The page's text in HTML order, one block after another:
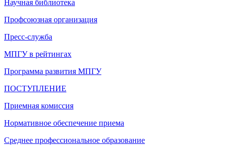
Научная библиотека
Профсоюзная организация
Пресс-служба
МПГУ в рейтингах
Программа развития МПГУ
ПОСТУПЛЕНИЕ
Приемная комиссия
Нормативное обеспечение приема
Среднее профессиональное образование